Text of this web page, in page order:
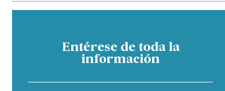
Entérese de toda la
información